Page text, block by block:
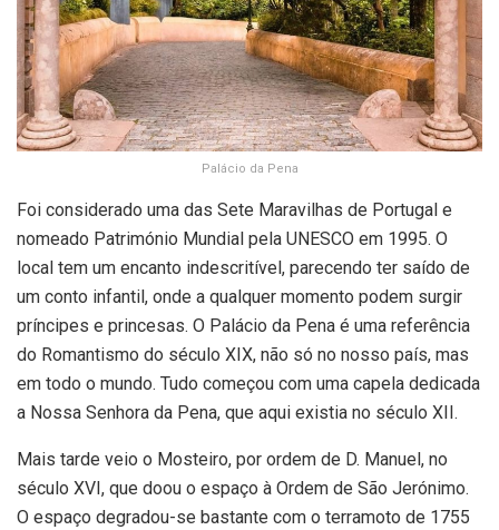
Palácio da Pena
Foi considerado uma das Sete Maravilhas de Portugal e
nomeado Património Mundial pela UNESCO em 1995. O
local tem um encanto indescritível, parecendo ter saído de
um conto infantil, onde a qualquer momento podem surgir
príncipes e princesas. O Palácio da Pena é uma referência
do Romantismo do século XIX, não só no nosso país, mas
em todo o mundo. Tudo começou com uma capela dedicada
a Nossa Senhora da Pena, que aqui existia no século XII.
Mais tarde veio o Mosteiro, por ordem de D. Manuel, no
século XVI, que doou o espaço à Ordem de São Jerónimo.
O espaço degradou-se bastante com o terramoto de 1755